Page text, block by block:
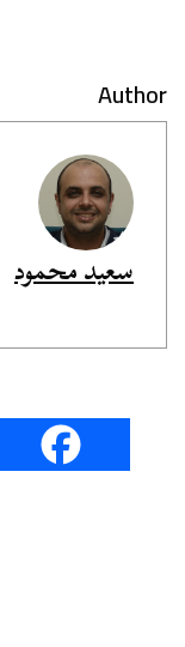
Author
سعيد محمود